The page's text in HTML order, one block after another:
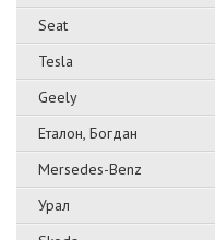
Seat
Tesla
Geely
Еталон, Богдан
Mersedes-Benz
Урал